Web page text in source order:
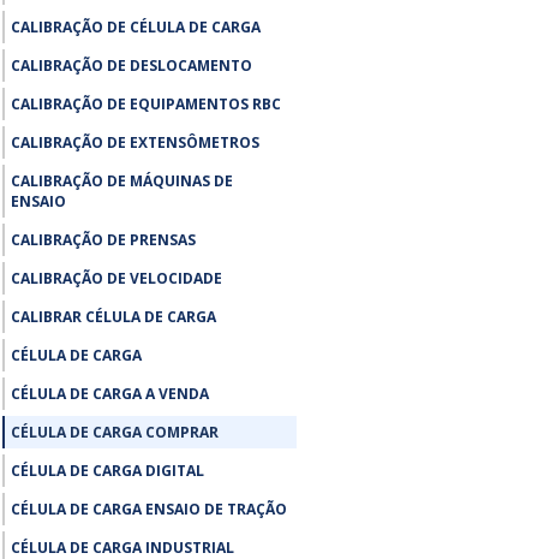
CALIBRAÇÃO DE CÉLULA DE CARGA
CALIBRAÇÃO DE DESLOCAMENTO
CALIBRAÇÃO DE EQUIPAMENTOS RBC
CALIBRAÇÃO DE EXTENSÔMETROS
CALIBRAÇÃO DE MÁQUINAS DE
ENSAIO
CALIBRAÇÃO DE PRENSAS
CALIBRAÇÃO DE VELOCIDADE
CALIBRAR CÉLULA DE CARGA
CÉLULA DE CARGA
CÉLULA DE CARGA A VENDA
CÉLULA DE CARGA COMPRAR
CÉLULA DE CARGA DIGITAL
CÉLULA DE CARGA ENSAIO DE TRAÇÃO
CÉLULA DE CARGA INDUSTRIAL